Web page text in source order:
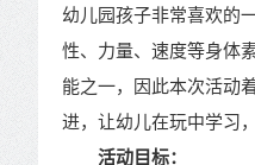
幼儿园孩子非常喜欢的
性、力量、速度等身体
能之一，因此本次活动
进，让幼儿在玩中学习
活动目标：